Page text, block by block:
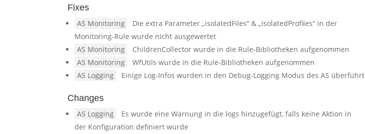
Fixes
AS Monitoring
Die extra Parameter „isolatedFiles“ & „isolatedProfiles“ in der
Monitoring-Rule wurde nicht ausgewertet
AS Monitoring
ChildrenCollector wurde in die Rule-Bibliotheken aufgenommen
AS Monitoring
WfUtils wurde in die Rule-Bibliotheken aufgenommen
AS Logging
Einige Log-Infos wurden in den Debug-Logging Modus des AS überführt
Changes
AS Logging
Es wurde eine Warnung in die logs hinzugefügt, falls keine Aktion in
der Konfiguration definiert wurde